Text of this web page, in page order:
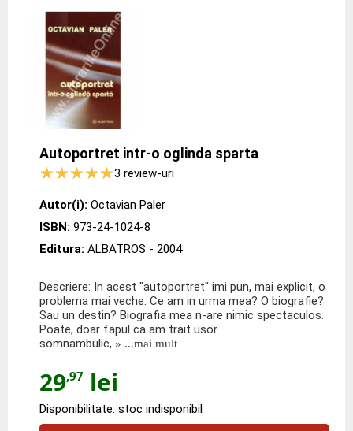
Autoportret intr-o oglinda sparta
3 review-uri
Autor(i): Octavian Paler
ISBN: 973-24-1024-8
Editura: ALBATROS - 2004
Descriere: In acest "autoportret" imi pun, mai explicit, o
problema mai veche. Ce am in urma mea? O biografie?
Sau un destin? Biografia mea n-are nimic spectaculos.
Poate, doar fapul ca am trait usor
somnambulic, » ...mai mult
29,97 lei
Disponibilitate: stoc indisponibil